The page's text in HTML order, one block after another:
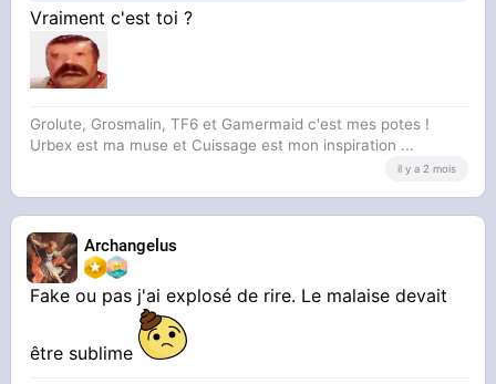
Vraiment c'est toi ?
Grolute, Grosmalin, TF6 et Gamermaid c'est mes potes !
Urbex est ma muse et Cuissage est mon inspiration ...
il y a 2 mois
Archangelus
Fake ou pas j'ai explosé de rire. Le malaise devait
être sublime